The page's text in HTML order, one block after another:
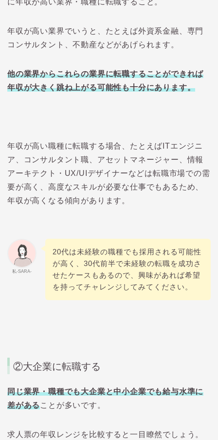
に年収が高い業界・職種に転職すること。
年収が高い業界でいうと、たとえば外資系金融、専門
コンサルタント、不動産などがあげられます。
他の業界からこれらの業界に転職することができれば
年収が大きく跳ね上がる可能性も十分にあります。
年収が高い職種に転職する場合、たとえばITエンジニ
ア、コンサルタント職、アセットマネージャー、情報
アーキテクト・UX/UIデザイナーなどは転職市場での需
要が高く、高度なスキルが必要な仕事でもあるため、
年収が高くなる傾向があります。
私-SARA-
20代は未経験の職種でも採用される可能性
が高く、30代前半で未経験の転職を成功さ
せたケースもあるので、興味があれば希望
を持ってチャレンジしてみてください。
②大企業に転職する
同じ業界・職種でも大企業と中小企業でも給与水準に
差があることが多いです。
求人票の年収レンジを比較すると一目瞭然でしょう。